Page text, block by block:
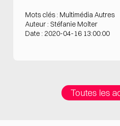
Mots clés : Multimédia Autres
Auteur : Stéfanie Molter
Date : 2020-04-16 13:00:00
Toutes les